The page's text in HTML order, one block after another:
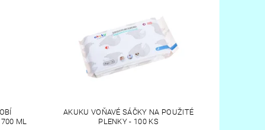
700 ML
AKUKU VOŇAVÉ SÁČKY NA POUŽITÉ
PLENKY - 100 KS